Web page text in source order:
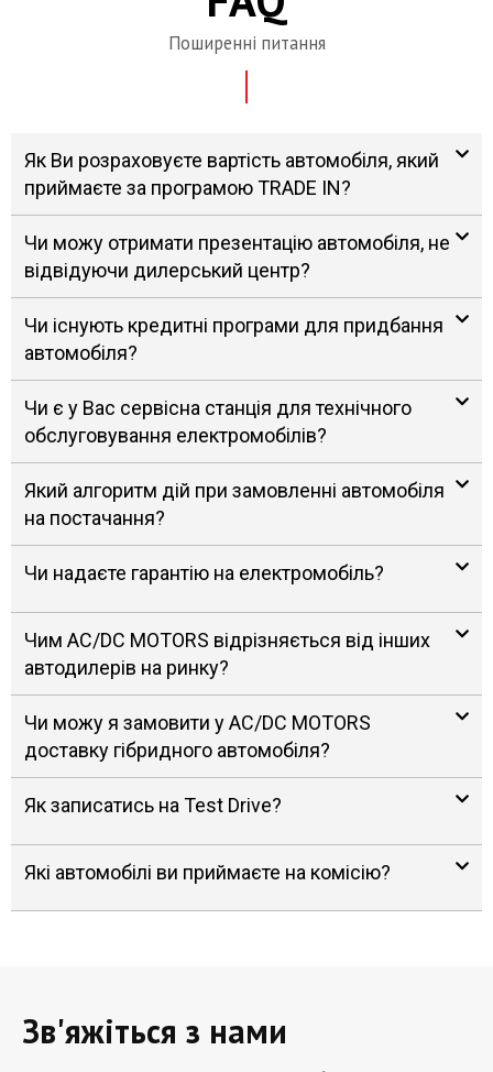
Поширенні питання
Як Ви розраховуєте вартість автомобіля, який
приймаєте за програмою TRADE IN?
Чи можу отримати презентацію автомобіля, не
відвідуючи дилерський центр?
Чи існують кредитні програми для придбання
автомобіля?
Чи є у Вас сервісна станція для технічного
обслуговування електромобілів?
Який алгоритм дій при замовленні автомобіля
на постачання?
Чи надаєте гарантію на електромобіль?
Чим AC/DC MOTORS відрізняється від інших
автодилерів на ринку?
Чи можу я замовити у AC/DC MOTORS
доставку гібридного автомобіля?
Як записатись на Test Drive?
Які автомобілі ви приймаєте на комісію?
Зв'яжіться з нами